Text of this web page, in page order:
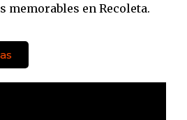
memorables en Recoleta.